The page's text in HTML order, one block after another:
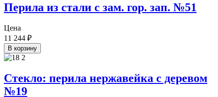
Перила из стали с зам. гор. зап. №51
Цена
11 244 ₽
В корзину
Стекло: перила нержавейка с деревом
№19